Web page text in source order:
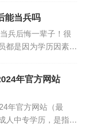
，迟到考生不得
参加考试。跨校
，以及其他情况
“2+1”安检模式，
省并没有统一强制定
价格基本保持...
能当兵吗
兵后悔一辈子！很
都是因为学历因素而
吗？下面杨老师为给
可以肯定的是电...
年官方网站
年官方网站（最
人中专学历，是指成